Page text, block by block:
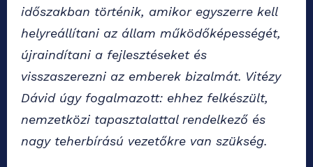
időszakban történik, amikor egyszerre kell
helyreállítani az állam működőképességét,
újraindítani a fejlesztéseket és
visszaszerezni az emberek bizalmát. Vitézy
Dávid úgy fogalmazott: ehhez felkészült,
nemzetközi tapasztalattal rendelkező és
nagy teherbírású vezetőkre van szükség.